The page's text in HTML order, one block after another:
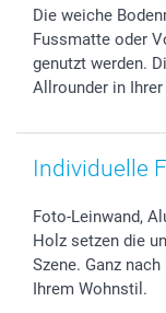
B2B
Widerrufsrecht
Geburt
Zu allen Anlässen
Sitemap
Status der
smartfriends
smartgarantie
Die weiche
Fussmatte oder
genutzt werden.
Allrounder in
Individuelle
Foto-Leinwand,
Holz setzen die
Szene. Ganz
Ihrem Wohnstil.